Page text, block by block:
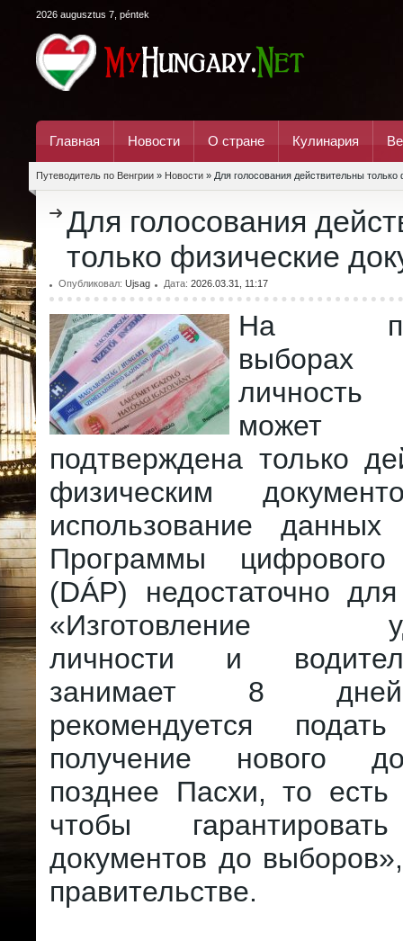
2026 augusztus 7, péntek
Главная Новости О стране Кулинария
Путеводитель по Венгрии » Новости » Для голосования действительны
Для голосования
только физические
Опубликовал: Ujsag Дата: 2026.03.31, 11:17
На
личность
подтверждена только
физическим
использование
Программы цифрового
(DÁP) недостаточно
«Изготовление
личности и
занимает 8
рекомендуется
получение нового
позднее Пасхи, то
чтобы
документов до
правительстве.